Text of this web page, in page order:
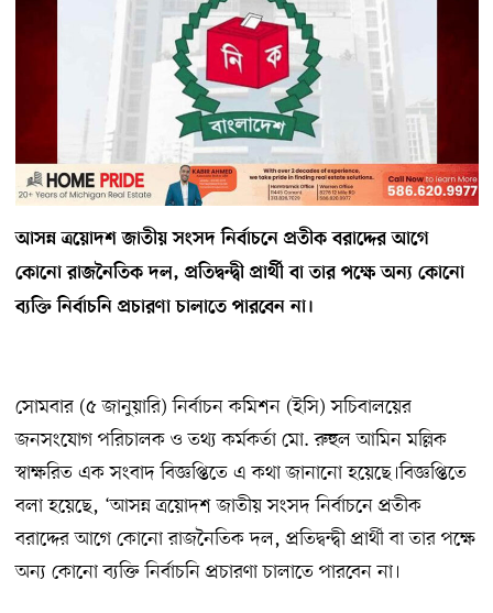
আসন্ন ত্রয়োদশ জাতীয় সংসদ নির্বাচনে প্রতীক বরাদ্দের আগে
কোনো রাজনৈতিক দল, প্রতিদ্বন্দ্বী প্রার্থী বা তার পক্ষে অন্য কোনো
ব্যক্তি নির্বাচনি প্রচারণা চালাতে পারবেন না।
সোমবার (৫ জানুয়ারি) নির্বাচন কমিশন (ইসি) সচিবালয়ের
জনসংযোগ পরিচালক ও তথ্য কর্মকর্তা মো. রুহুল আমিন মল্লিক
স্বাক্ষরিত এক সংবাদ বিজ্ঞপ্তিতে এ কথা জানানো হয়েছে।বিজ্ঞপ্তিতে
বলা হয়েছে, ‘আসন্ন ত্রয়োদশ জাতীয় সংসদ নির্বাচনে প্রতীক
বরাদ্দের আগে কোনো রাজনৈতিক দল, প্রতিদ্বন্দ্বী প্রার্থী বা তার পক্ষে
অন্য কোনো ব্যক্তি নির্বাচনি প্রচারণা চালাতে পারবেন না।